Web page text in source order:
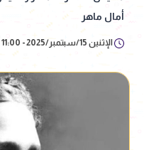
أمال ماهر
الإثنين 15/سبتمبر/2025 - 11:00 ص